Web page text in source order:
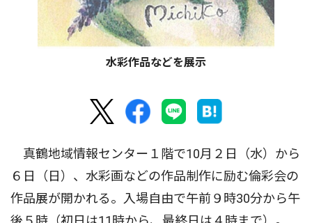
水彩作品などを展示
真鶴地域情報センター１階で10月２日（水）から
６日（日）、水彩画などの作品制作に励む倫彩会の
作品展が開かれる。入場自由で午前９時30分から午